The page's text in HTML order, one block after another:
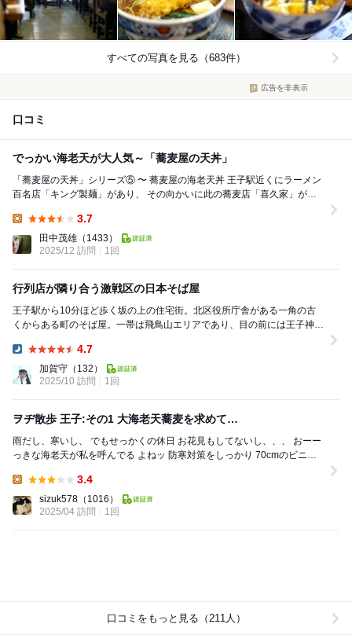
すべての写真を見る（683件）
広告を非表示
口コミ
でっかい海老天が大人気～「蕎麦屋の天丼」
「蕎麦屋の天丼」シリーズ⑤ 〜 蕎麦屋の海老天丼 王子駅近くにラーメン
百名店「キング製麺」があり、 その向かいに此の蕎麦店「喜久家」があ
3.7
田中茂雄 （1433）
2025/12 訪問
1回
行列店が隣り合う激戦区の日本そば屋
王子駅から10分ほど歩く坂の上の住宅街。北区役所庁舎がある一角の古
くからある町のそば屋。一帯は飛鳥山エリアであり、目の前には王子神社
4.7
加賀守 （132）
2025/10 訪問
1回
ヲヂ散歩 王子:その1 大海老天蕎麦を求めて…
雨だし、寒いし、 でもせっかくの休日 お花見もしてないし、、、 おーー
っきな海老天が私を呼んでる よねッ 防寒対策をしっかり 70cmのビニー
3.4
sizuk578 （1016）
2025/04 訪問
1回
口コミをもっと見る（211人）